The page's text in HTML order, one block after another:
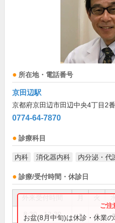
所在地・電話番号
京田辺駅
京都府京田辺市田辺中央4丁目2
0774-64-7870
診療科目
内科 消化器内科 内分泌・代
診療/受付時間・休診日
8:30～12:30 ● ● ●
お盆(8月中旬)は休診・休業